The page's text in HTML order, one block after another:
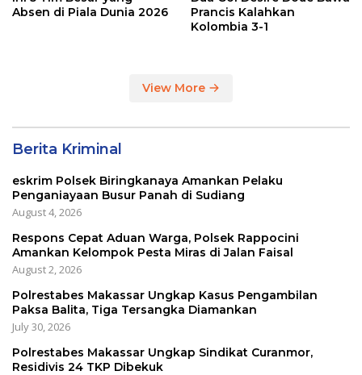
Absen di Piala Dunia 2026
Prancis Kalahkan
Kolombia 3-1
View More
Berita Kriminal
eskrim Polsek Biringkanaya Amankan Pelaku
Penganiayaan Busur Panah di Sudiang
August 4, 2026
Respons Cepat Aduan Warga, Polsek Rappocini
Amankan Kelompok Pesta Miras di Jalan Faisal
August 2, 2026
Polrestabes Makassar Ungkap Kasus Pengambilan
Paksa Balita, Tiga Tersangka Diamankan
July 30, 2026
Polrestabes Makassar Ungkap Sindikat Curanmor,
Residivis 24 TKP Dibekuk